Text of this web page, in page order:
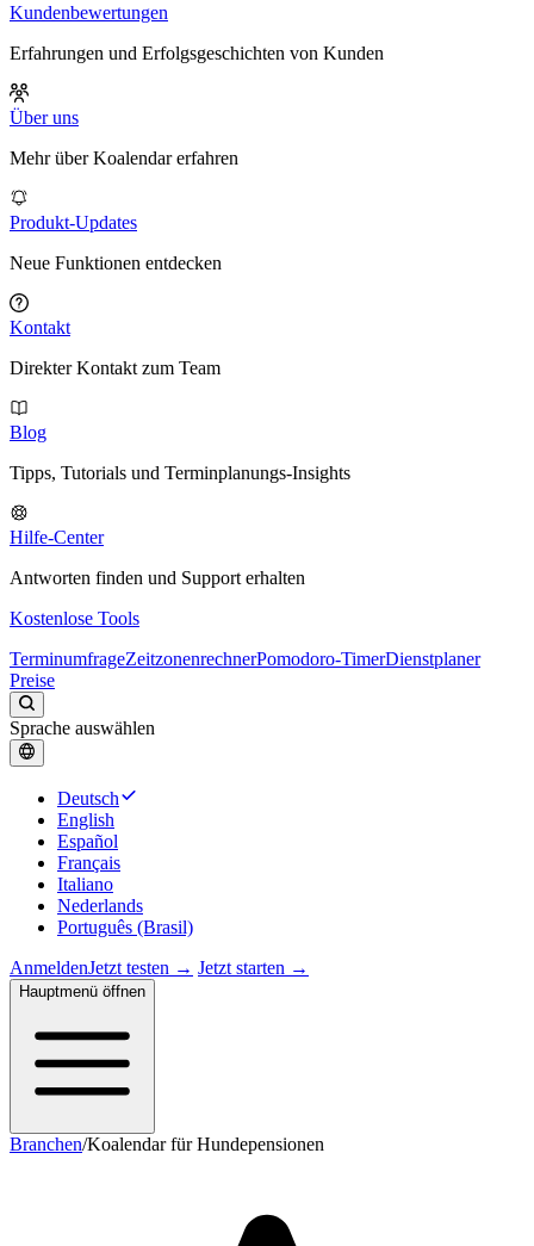
Kundenbewertungen
Erfahrungen und Erfolgsgeschichten von Kunden
Über uns
Mehr über Koalendar erfahren
Produkt-Updates
Neue Funktionen entdecken
Kontakt
Direkter Kontakt zum Team
Blog
Tipps, Tutorials und Terminplanungs-Insights
Hilfe-Center
Antworten finden und Support erhalten
Kostenlose Tools
TerminumfrageZeitzonenrechnerPomodoro-TimerDienstplaner
Preise
Sprache auswählen
Deutsch
English
Español
Français
Italiano
Nederlands
Português (Brasil)
AnmeldenJetzt testen → Jetzt starten →
Hauptmenü öffnen
Branchen/Koalendar für Hundepensionen